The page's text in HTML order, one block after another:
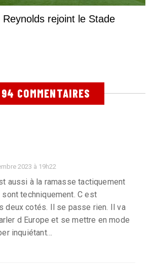
rejoint le Stade
94 COMMENTAIRES
2023 à 19h22
aussi à la ramasse tactiquement
techniquement. C est
deux cotés. Il se passe rien. Il va
d Europe et se mettre en mode
inquiétant…